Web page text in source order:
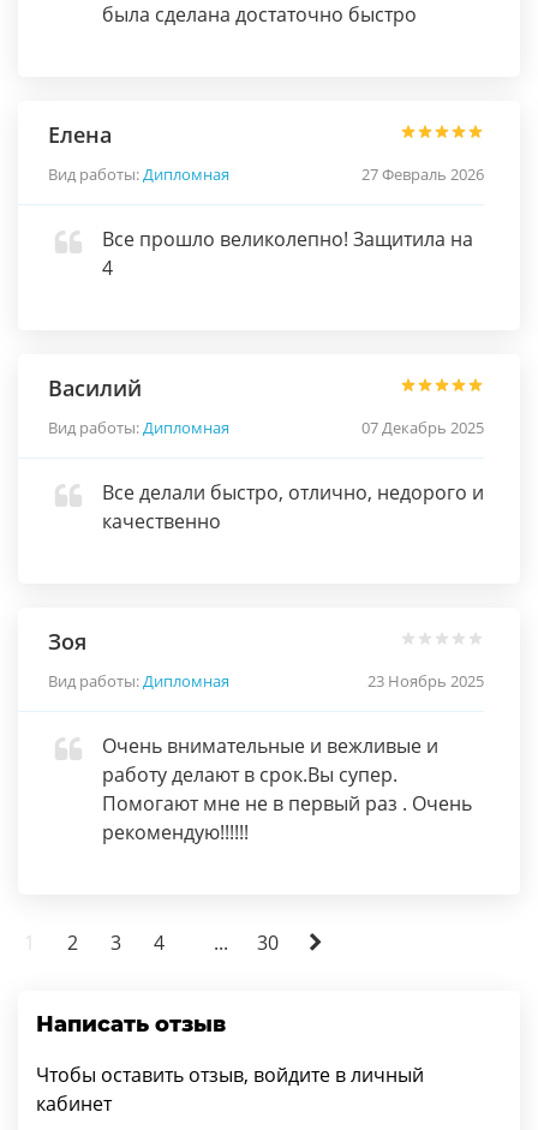
была сделана достаточно быстро
Елена
Вид работы:Дипломная 27 Февраль 2026
Все прошло великолепно! Защитила на
4
Василий
Вид работы:Дипломная 07 Декабрь 2025
Все делали быстро, отлично, недорого и
качественно
Зоя
Вид работы:Дипломная 23 Ноябрь 2025
Очень внимательные и вежливые и
работу делают в срок.Вы супер.
Помогают мне не в первый раз . Очень
рекомендую!!!!!!
1 2 3 4 ... 30
Написать отзыв
Чтобы оставить отзыв, войдите в личный
кабинет